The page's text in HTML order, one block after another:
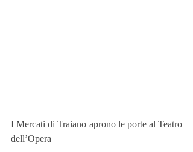
I Mercati di Traiano aprono le porte al Teatro
dell’Opera